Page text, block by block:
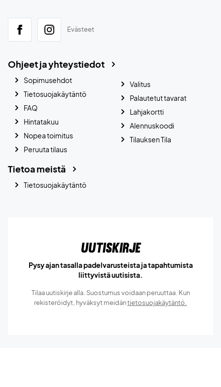
Evästeet
Ohjeet ja yhteystiedot
Sopimusehdot
Tietosuojakäytäntö
FAQ
Hintatakuu
Nopea toimitus
Peruuta tilaus
Valitus
Palautetut tavarat
Lahjakortti
Alennuskoodi
Tilauksen Tila
Tietoa meistä
Tietosuojakäytäntö
Uutiskirje
Pysy ajan tasalla padelvarusteista ja tapahtumista
liittyvistä uutisista.
Tilaa uutiskirje alla. Suostumus voidaan peruuttaa. Kun
rekisteröidyt, hyväksyt meidäntietosuojakäytäntö.